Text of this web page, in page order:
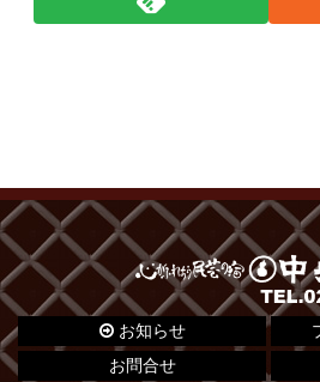
お知らせ
お問合せ